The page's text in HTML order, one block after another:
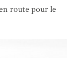
route pour le